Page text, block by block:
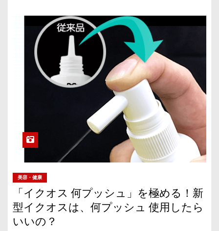
美容・健康
「イクオス 何プッシュ」を極める！新
型イクオスは、何プッシュ 使用したら
いいの？